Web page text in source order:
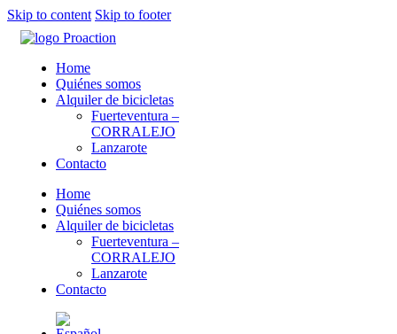
Skip to content Skip to footer
Home
Quiénes somos
Alquiler de bicicletas
Fuerteventura –
CORRALEJO
Lanzarote
Contacto
Home
Quiénes somos
Alquiler de bicicletas
Fuerteventura –
CORRALEJO
Lanzarote
Contacto